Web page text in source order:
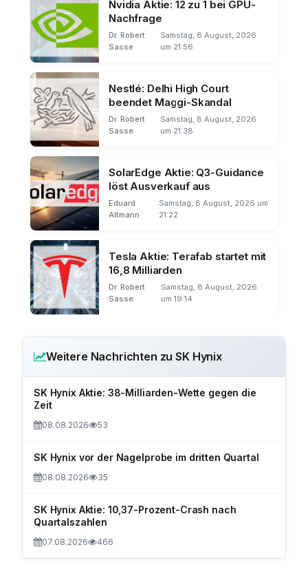
Nvidia Aktie: 12 zu 1 bei GPU-
Nachfrage
Dr. Robert
Sasse
Samstag, 8 August, 2026
um 21:56
Nestlé: Delhi High Court
beendet Maggi-Skandal
Dr. Robert
Sasse
Samstag, 8 August, 2026
um 21:38
SolarEdge Aktie: Q3-Guidance
löst Ausverkauf aus
Eduard
Altmann
Samstag, 8 August, 2026 um
21:22
Tesla Aktie: Terafab startet mit
16,8 Milliarden
Dr. Robert
Sasse
Samstag, 8 August, 2026
um 19:14
Weitere Nachrichten zu SK Hynix
SK Hynix Aktie: 38-Milliarden-Wette gegen die
Zeit
08.08.2026 53
SK Hynix vor der Nagelprobe im dritten Quartal
08.08.2026 35
SK Hynix Aktie: 10,37-Prozent-Crash nach
Quartalszahlen
07.08.2026 466